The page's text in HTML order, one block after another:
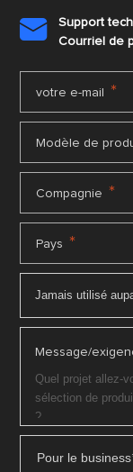

Support
Courriel de
votre e-mail *
Modèle de
Compagnie *
Pays *
Message/
Pour le business